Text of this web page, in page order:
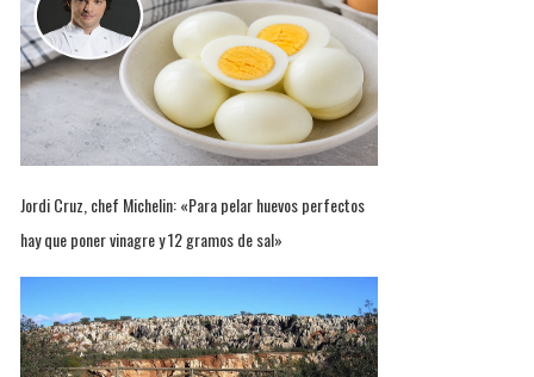
Jordi Cruz, chef Michelin: «Para pelar huevos perfectos
hay que poner vinagre y 12 gramos de sal»